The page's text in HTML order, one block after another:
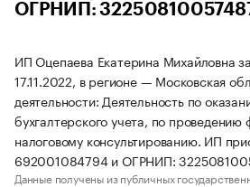
ОГРНИП:
ИП Оцепаева Екатерина Михайловна
17.11.2022, в регионе — Московская
деятельности: Деятельность по
бухгалтерского учета, по проведению
налоговому консультированию. ИП
692001084794 и ОГРНИП:
Данные получены из публичных